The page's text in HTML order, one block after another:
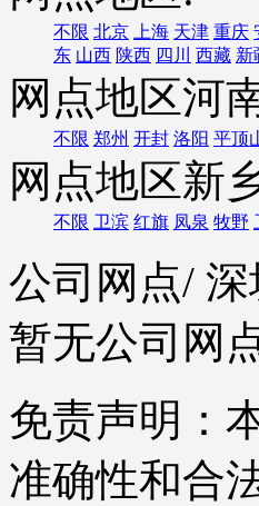
不限 北京 上海 天津 重庆
东 山西 陕西 四川 西藏 新
网点地区河
不限 郑州 开封 洛阳 平顶
网点地区新
不限 卫滨 红旗 凤泉 牧野
公司网点/
暂无公司网
免责声明：
准确性和合